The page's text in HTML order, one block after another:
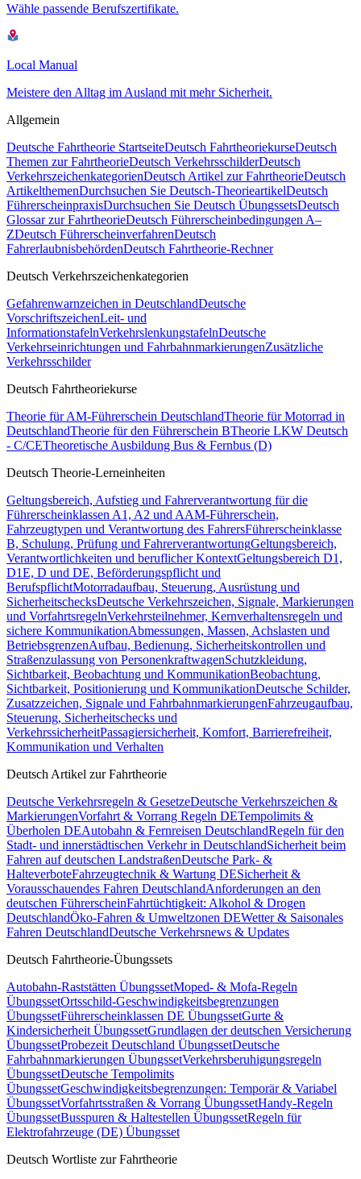
Wähle passende Berufszertifikate.
Local Manual
Meistere den Alltag im Ausland mit mehr Sicherheit.
Allgemein
Deutsche Fahrtheorie StartseiteDeutsch FahrtheoriekurseDeutsch
Themen zur FahrtheorieDeutsch VerkehrsschilderDeutsch
VerkehrszeichenkategorienDeutsch Artikel zur FahrtheorieDeutsch
ArtikelthemenDurchsuchen Sie Deutsch-TheorieartikelDeutsch
FührerscheinpraxisDurchsuchen Sie Deutsch ÜbungssetsDeutsch
Glossar zur FahrtheorieDeutsch Führerscheinbedingungen A–
ZDeutsch FührerscheinverfahrenDeutsch
FahrerlaubnisbehördenDeutsch Fahrtheorie-Rechner
Deutsch Verkehrszeichenkategorien
Gefahrenwarnzeichen in DeutschlandDeutsche
VorschriftszeichenLeit- und
InformationstafelnVerkehrslenkungstafelnDeutsche
Verkehrseinrichtungen und FahrbahnmarkierungenZusätzliche
Verkehrsschilder
Deutsch Fahrtheoriekurse
Theorie für AM-Führerschein DeutschlandTheorie für Motorrad in
DeutschlandTheorie für den Führerschein BTheorie LKW Deutsch
- C/CETheoretische Ausbildung Bus & Fernbus (D)
Deutsch Theorie-Lerneinheiten
Geltungsbereich, Aufstieg und Fahrerverantwortung für die
Führerscheinklassen A1, A2 und AAM-Führerschein,
Fahrzeugtypen und Verantwortung des FahrersFührerscheinklasse
B, Schulung, Prüfung und FahrerverantwortungGeltungsbereich,
Verantwortlichkeiten und beruflicher KontextGeltungsbereich D1,
D1E, D und DE, Beförderungspflicht und
BerufspflichtMotorradaufbau, Steuerung, Ausrüstung und
SicherheitschecksDeutsche Verkehrszeichen, Signale, Markierungen
und VorfahrtsregelnVerkehrsteilnehmer, Kernverhaltensregeln und
sichere KommunikationAbmessungen, Massen, Achslasten und
BetriebsgrenzenAufbau, Bedienung, Sicherheitskontrollen und
Straßenzulassung von PersonenkraftwagenSchutzkleidung,
Sichtbarkeit, Beobachtung und KommunikationBeobachtung,
Sichtbarkeit, Positionierung und KommunikationDeutsche Schilder,
Zusatzzeichen, Signale und FahrbahnmarkierungenFahrzeugaufbau,
Steuerung, Sicherheitschecks und
VerkehrssicherheitPassagiersicherheit, Komfort, Barrierefreiheit,
Kommunikation und Verhalten
Deutsch Artikel zur Fahrtheorie
Deutsche Verkehrsregeln & GesetzeDeutsche Verkehrszeichen &
MarkierungenVorfahrt & Vorrang Regeln DETempolimits &
Überholen DEAutobahn & Fernreisen DeutschlandRegeln für den
Stadt- und innerstädtischen Verkehr in DeutschlandSicherheit beim
Fahren auf deutschen LandstraßenDeutsche Park- &
HalteverboteFahrzeugtechnik & Wartung DESicherheit &
Vorausschauendes Fahren DeutschlandAnforderungen an den
deutschen FührerscheinFahrtüchtigkeit: Alkohol & Drogen
DeutschlandÖko-Fahren & Umweltzonen DEWetter & Saisonales
Fahren DeutschlandDeutsche Verkehrsnews & Updates
Deutsch Fahrtheorie-Übungssets
Autobahn-Raststätten ÜbungssetMoped- & Mofa-Regeln
ÜbungssetOrtsschild-Geschwindigkeitsbegrenzungen
ÜbungssetFührerscheinklassen DE ÜbungssetGurte &
Kindersicherheit ÜbungssetGrundlagen der deutschen Versicherung
ÜbungssetProbezeit Deutschland ÜbungssetDeutsche
Fahrbahnmarkierungen ÜbungssetVerkehrsberuhigungsregeln
ÜbungssetDeutsche Tempolimits
ÜbungssetGeschwindigkeitsbegrenzungen: Temporär & Variabel
ÜbungssetVorfahrtsstraßen & Vorrang ÜbungssetHandy-Regeln
ÜbungssetBusspuren & Haltestellen ÜbungssetRegeln für
Elektrofahrzeuge (DE) Übungsset
Deutsch Wortliste zur Fahrtheorie